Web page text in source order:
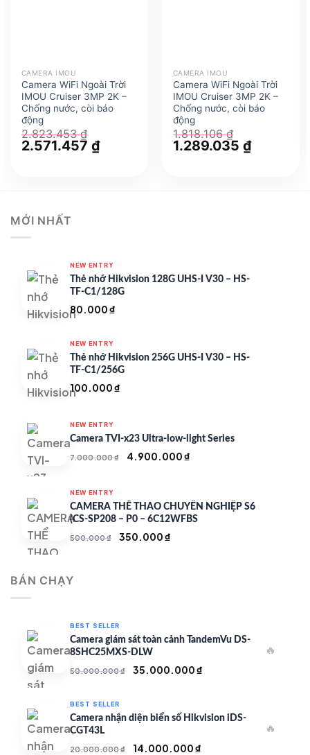
CAMERA IMOU
Camera WiFi Ngoài Trời
IMOU Cruiser 3MP 2K –
Chống nước, còi báo
động
2.823.453₫
Giá
gốc
2.571.457 ₫Giá
hiện
CAMERA IMOU
Camera WiFi Ngoài Trời
IMOU Cruiser 3MP 2K –
Chống nước, còi báo
động
1.818.106₫
Giá
1.289.035 ₫Giá
hiện
MỚI NHẤT
NEW ENTRY
Thẻ nhớ Hikvision 128G UHS-I V30 – HS-
TF-C1/128G
80.000₫
NEW ENTRY
Thẻ nhớ Hikvision 256G UHS-I V30 – HS-
TF-C1/256G
100.000₫
NEW ENTRY
Camera TVI-x23 Ultra-low-light Series
7.000.000₫
Giá
7.000.000 ₫.
4.900.000₫
là:
4.900.000 ₫.
NEW ENTRY
CAMERA THỂ THAO CHUYÊN NGHIỆP S6
(CS-SP208 – P0 – 6C12WFBS
500.000₫
Giá
350.000₫
BÁN CHẠY
BEST SELLER
Camera giám sát toàn cảnh TandemVu DS-
8SHC25MXS-DLW
50.000.000₫
Giá
50.000.000 ₫.
35.000.000₫
là:
35.000.000 ₫.
🔥
BEST SELLER
Camera nhận diện biển số Hikvision iDS-
CGT43L
20.000.000₫
Giá
14.000.000₫
🔥